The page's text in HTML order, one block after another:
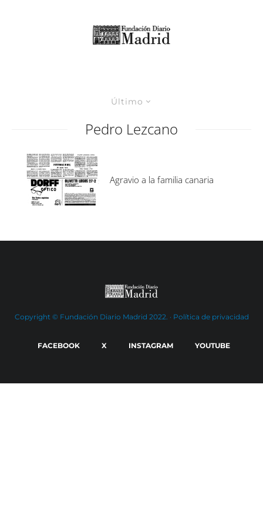
Último
Pedro Lezcano
Agravio a la familia canaria
Copyright © Fundación Diario Madrid 2022. · Política de privacidad
FACEBOOK X INSTAGRAM YOUTUBE